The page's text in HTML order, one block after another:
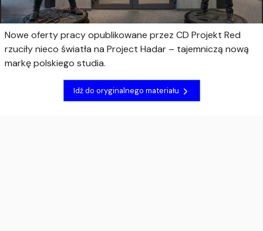
Nowe oferty pracy opublikowane przez CD Projekt Red
rzuciły nieco światła na Project Hadar – tajemniczą nową
markę polskiego studia.
Idź do oryginalnego materiału